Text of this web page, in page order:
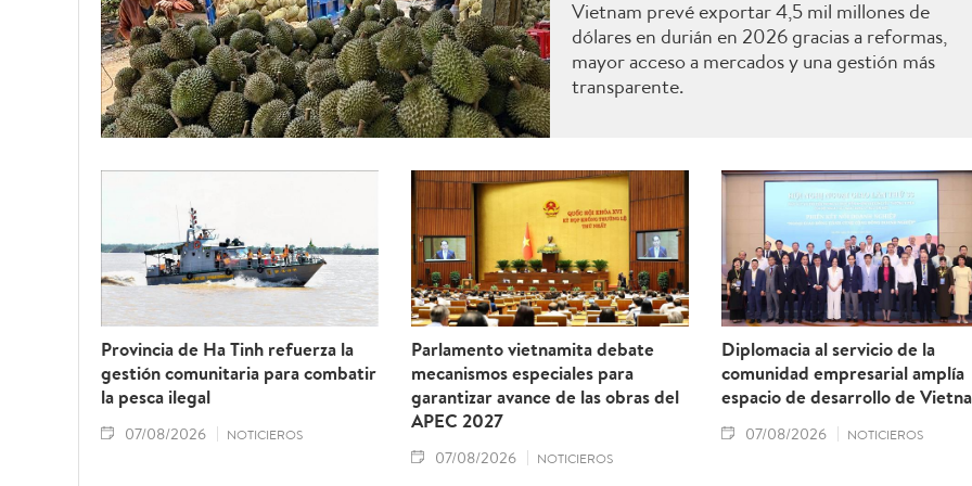
Vietnam prevé exportar 4,5 mil millones de
dólares en durián en 2026 gracias a reformas,
mayor acceso a mercados y una gestión más
transparente.
Provincia de Ha Tinh refuerza la
gestión comunitaria para combatir
la pesca ilegal
07/08/2026 NOTICIEROS
Parlamento vietnamita debate
mecanismos especiales para
garantizar avance de las obras del
APEC 2027
07/08/2026 NOTICIEROS
Diplomacia al servicio de la
comunidad empresarial amplía
espacio de desarrollo de
07/08/2026 NOTICIEROS